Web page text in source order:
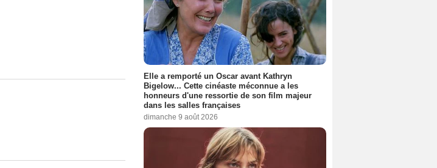
Elle a remporté un Oscar avant Kathryn
Bigelow... Cette cinéaste méconnue a les
honneurs d'une ressortie de son film majeur
dans les salles françaises
dimanche 9 août 2026